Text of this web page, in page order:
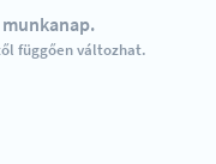
függően változhat.